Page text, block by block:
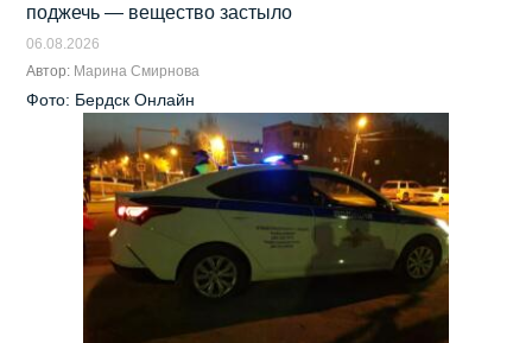
поджечь — вещество застыло
06.08.2026
Автор: Марина Смирнова
Фото: Бердск Онлайн